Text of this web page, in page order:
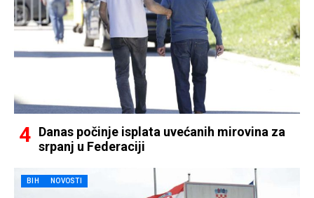
Danas počinje isplata uvećanih mirovina za
srpanj u Federaciji
BIH NOVOSTI